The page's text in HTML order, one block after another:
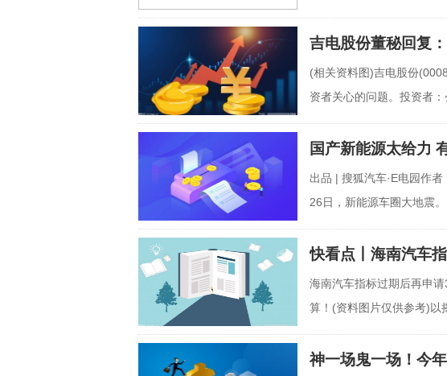
作。
吉电股份董秘回复
(相关资料图)吉电股份
资者关心的问题。投资者
业毛利是
国产新能源太给力
出品 | 搜狐汽车·E电园作
26日，新能源车圈大地震
快看点丨海南汽车
海南汽车指标过期后再申
算！(资料图片仅供参考)以
期届满次
神一场鬼一场！今